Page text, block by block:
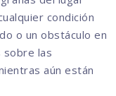
condición
o un obstáculo en
sobre las
aún están